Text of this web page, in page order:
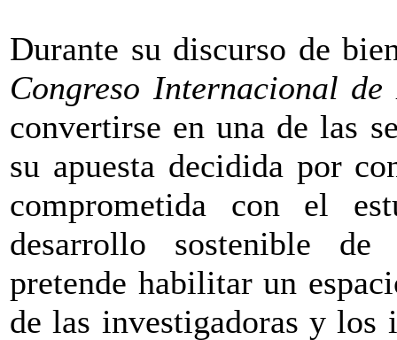
Durante su discurso de
Congreso Internacional
convertirse en una de las
su apuesta decidida por
comprometida con el
desarrollo sostenible
pretende habilitar un
de las investigadoras y los